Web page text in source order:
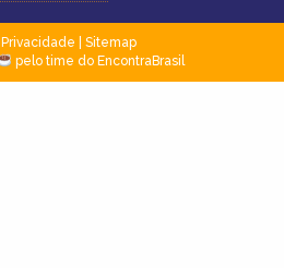
Privacidade
Sitemap
pelo time do EncontraBrasil